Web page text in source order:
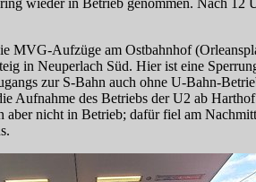
wieder in Betrieb genommen. Nach 12
MVG-Auf­züge am Ostbahnhof
in Neuperlach Süd. Hier ist eine
zur S‑Bahn auch ohne U‑Bahn-
Aufnahme des Betriebs der U2 ab
aber nicht in Betrieb; dafür fiel am